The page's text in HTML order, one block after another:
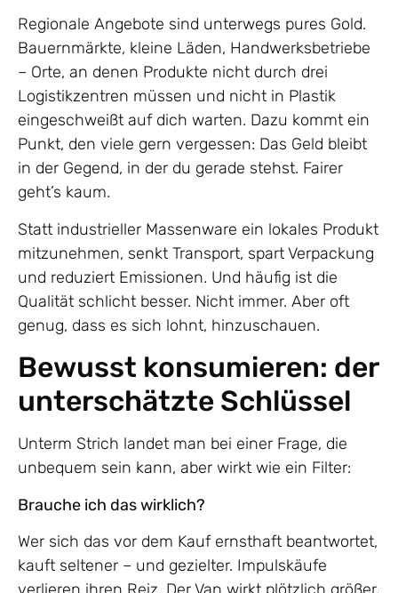
Regionale Angebote sind unterwegs pures Gold.
Bauernmärkte, kleine Läden, Handwerksbetriebe
– Orte, an denen Produkte nicht durch drei
Logistikzentren müssen und nicht in Plastik
eingeschweißt auf dich warten. Dazu kommt ein
Punkt, den viele gern vergessen: Das Geld bleibt
in der Gegend, in der du gerade stehst. Fairer
geht’s kaum.
Statt industrieller Massenware ein lokales Produkt
mitzunehmen, senkt Transport, spart Verpackung
und reduziert Emissionen. Und häufig ist die
Qualität schlicht besser. Nicht immer. Aber oft
genug, dass es sich lohnt, hinzuschauen.
Bewusst konsumieren: der
unterschätzte Schlüssel
Unterm Strich landet man bei einer Frage, die
unbequem sein kann, aber wirkt wie ein Filter:
Brauche ich das wirklich?
Wer sich das vor dem Kauf ernsthaft beantwortet,
kauft seltener – und gezielter. Impulskäufe